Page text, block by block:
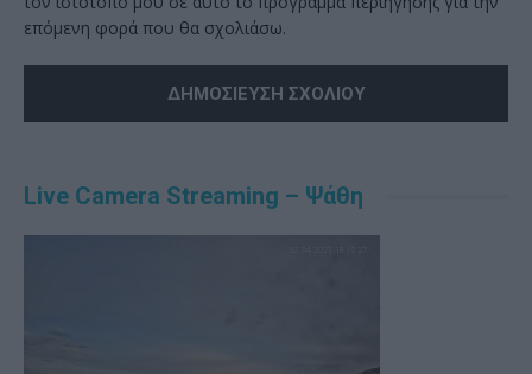
επόμενη φορά που θα σχολιάσω.
Live Camera Streaming – Ψάθη